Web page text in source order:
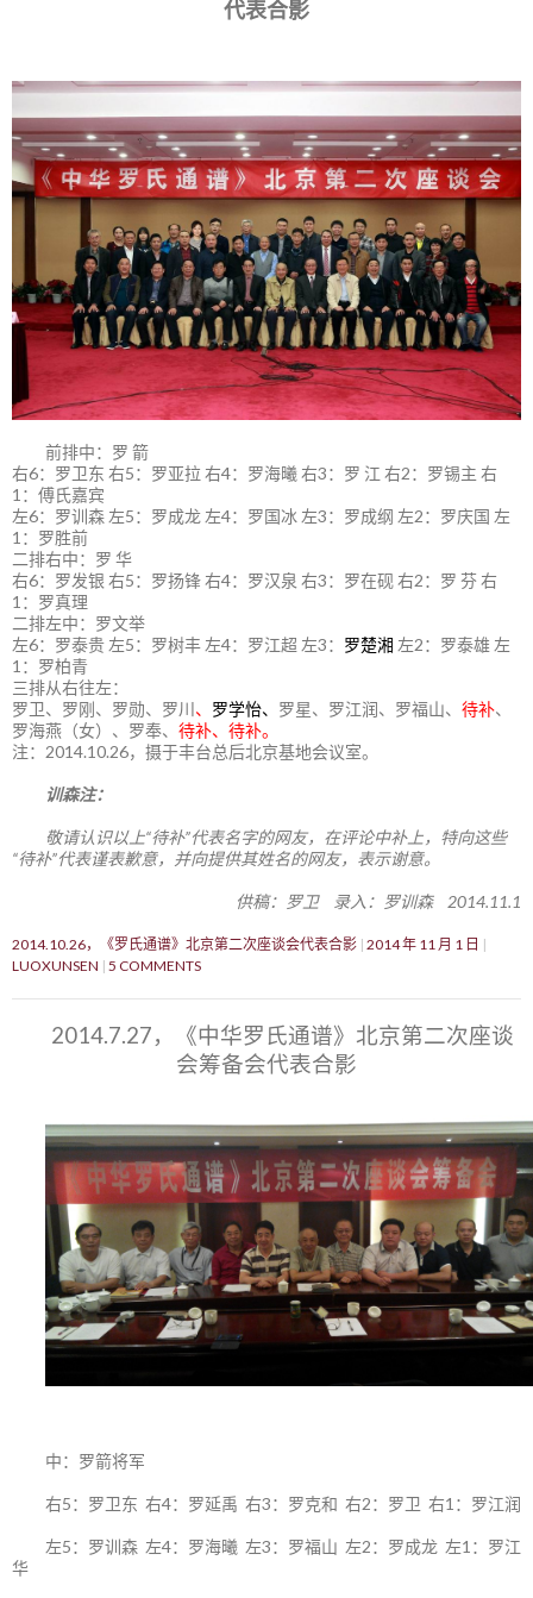
代表合影
前排中：罗 箭
右6：罗卫东 右5：罗亚拉 右4：罗海曦 右3：罗 江 右2：罗锡主 右
1：傅氏嘉宾
左6：罗训森 左5：罗成龙 左4：罗国冰 左3：罗成纲 左2：罗庆国 左
1：罗胜前
二排右中：罗 华
右6：罗发银 右5：罗扬锋 右4：罗汉泉 右3：罗在砚 右2：罗 芬 右
1：罗真理
二排左中：罗文举
左6：罗泰贵 左5：罗树丰 左4：罗江超 左3： 罗楚湘 左2：罗泰雄 左
1：罗柏青
三排从右往左：
罗卫、罗刚、罗勋、罗川 、 罗学怡、 罗星、罗江润、罗福山、 待补、
罗海燕（女）、罗奉、 待补、待补。
注：2014.10.26，摄于丰台总后北京基地会议室。
训森注：
敬请认识以上“待补”代表名字的网友，在评论中补上，特向这些
“待补”代表谨表歉意，并向提供其姓名的网友，表示谢意。
供稿：罗卫 录入：罗训森 2014.11.1
2014.10.26，《罗氏通谱》北京第二次座谈会代表合影 2014 年 11 月 1 日
LUOXUNSEN 5 COMMENTS
2014.7.27，《中华罗氏通谱》北京第二次座谈
会筹备会代表合影
中：罗箭将军
右5：罗卫东 右4：罗延禹 右3：罗克和 右2：罗卫 右1：罗江润
左5：罗训森 左4：罗海曦 左3：罗福山 左2：罗成龙 左1：罗江
华